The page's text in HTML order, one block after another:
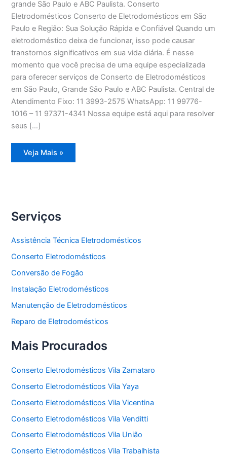
grande São Paulo e ABC Paulista. Conserto
Eletrodomésticos Conserto de Eletrodomésticos em São
Paulo e Região: Sua Solução Rápida e Confiável Quando um
eletrodoméstico deixa de funcionar, isso pode causar
transtornos significativos em sua vida diária. É nesse
momento que você precisa de uma equipe especializada
para oferecer serviços de Conserto de Eletrodomésticos
em São Paulo, Grande São Paulo e ABC Paulista. Central de
Atendimento Fixo: 11 3993-2575 WhatsApp: 11 99776-
1016 – 11 97371-4341 Nossa equipe está aqui para resolver
seus […]
Conserto
Eletrodomésticos
Veja Mais »
Serviços
Assistência Técnica Eletrodomésticos
Conserto Eletrodomésticos
Conversão de Fogão
Instalação Eletrodomésticos
Manutenção de Eletrodomésticos
Reparo de Eletrodomésticos
Mais Procurados
Conserto Eletrodomésticos Vila Zamataro
Conserto Eletrodomésticos Vila Yaya
Conserto Eletrodomésticos Vila Vicentina
Conserto Eletrodomésticos Vila Venditti
Conserto Eletrodomésticos Vila União
Conserto Eletrodomésticos Vila Trabalhista